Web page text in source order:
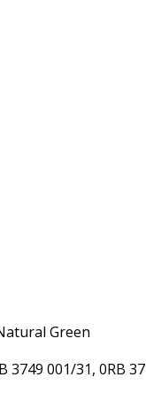
001/31, 0RB